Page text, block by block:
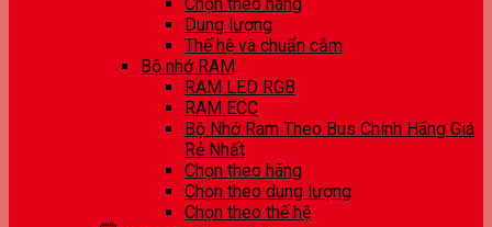
Dung lượng
Thế hệ và chuẩn cắm
Bộ nhớ RAM
RAM LED RGB
RAM ECC
Bộ Nhớ Ram Theo Bus Chính Hãng Giá
Rẻ Nhất
Chọn theo hãng
Chọn theo dung lượng
Chọn theo thế hệ